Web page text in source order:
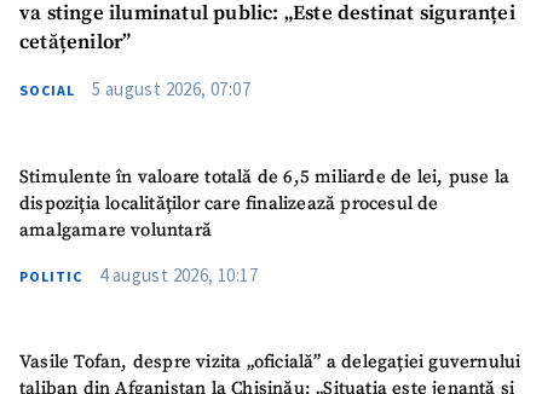
va stinge iluminatul public: „Este destinat siguranței
cetățenilor”
SOCIAL 5 august 2026, 07:07
Stimulente în valoare totală de 6,5 miliarde de lei, puse la
dispoziția localităților care finalizează procesul de
amalgamare voluntară
POLITIC 4 august 2026, 10:17
Vasile Tofan, despre vizita „oficială” a delegației guvernului
taliban din Afganistan la Chișinău: „Situația este jenantă și